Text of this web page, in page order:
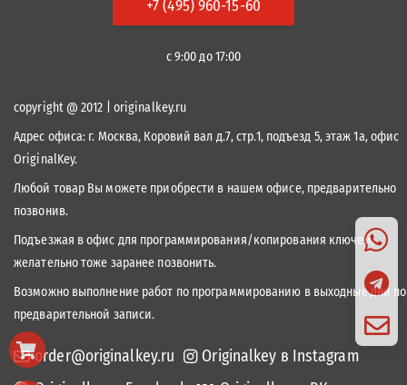
+7 (495) 960-15-60
с 9:00 до 17:00
copyright @ 2012 | originalkey.ru
Адрес офиса: г. Москва, Коровий вал д.7, стр.1, подъезд 5, этаж 1а, офис
OriginalKey.
Любой товар Вы можете приобрести в нашем офисе, предварительно
позвонив.
Подъезжая в офис для программирования/копирования ключей,
желательно тоже заранее позвонить.
Возможно выполнение работ по программированию в выходные дни по
предварительной записи.
order@originalkey.ru
Originalkey в Instagram